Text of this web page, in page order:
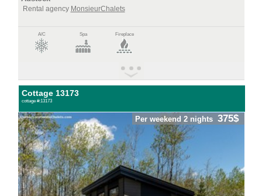
Rental agency MonsieurChalets
A/C Spa Fireplace
Cottage 13173
cottage #:13173
Per weekend 2 nights 375$